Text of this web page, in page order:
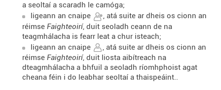
a seoltaí a scaradh le camóga;
ligeann an cnaipe
, atá suite ar dheis os cionn an
réimse Faighteoirí, duit seoladh ceann de na
teagmhálacha is fearr leat a chur isteach;
ligeann an cnaipe
, atá suite ar dheis os cionn an
réimse Faighteoirí, duit liosta aibítreach na
dteagmhálacha a bhfuil a seoladh ríomhphoist agat
cheana féin i do leabhar seoltaí a thaispeáint..